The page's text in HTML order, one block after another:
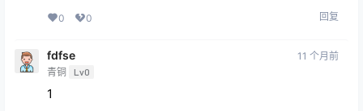
0 0 回复
fdfse
青铜 Lv0
11 个月前
1